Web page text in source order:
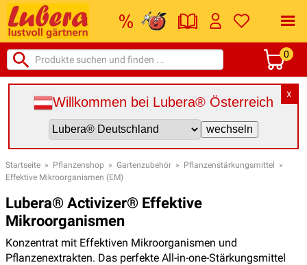
0
X
Willkommen bei Lubera® Österreich
Startseite » Pflanzenshop » Gartenzubehör » Pflanzenstärkungsmittel »
Effektive Mikroorganismen (EM)
Lubera® Activizer® Effektive
Mikroorganismen
Konzentrat mit Effektiven Mikroorganismen und
Pflanzenextrakten. Das perfekte All-in-one-Stärkungsmittel